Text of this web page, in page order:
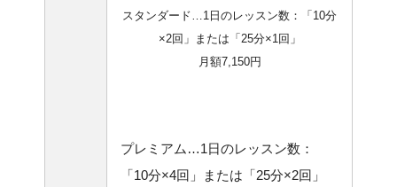
スタンダード…1日のレッスン数：「10分
×2回」または「25分×1回」
月額7,150円
プレミアム…1日のレッスン数：
「10分×4回」または「25分×2回」